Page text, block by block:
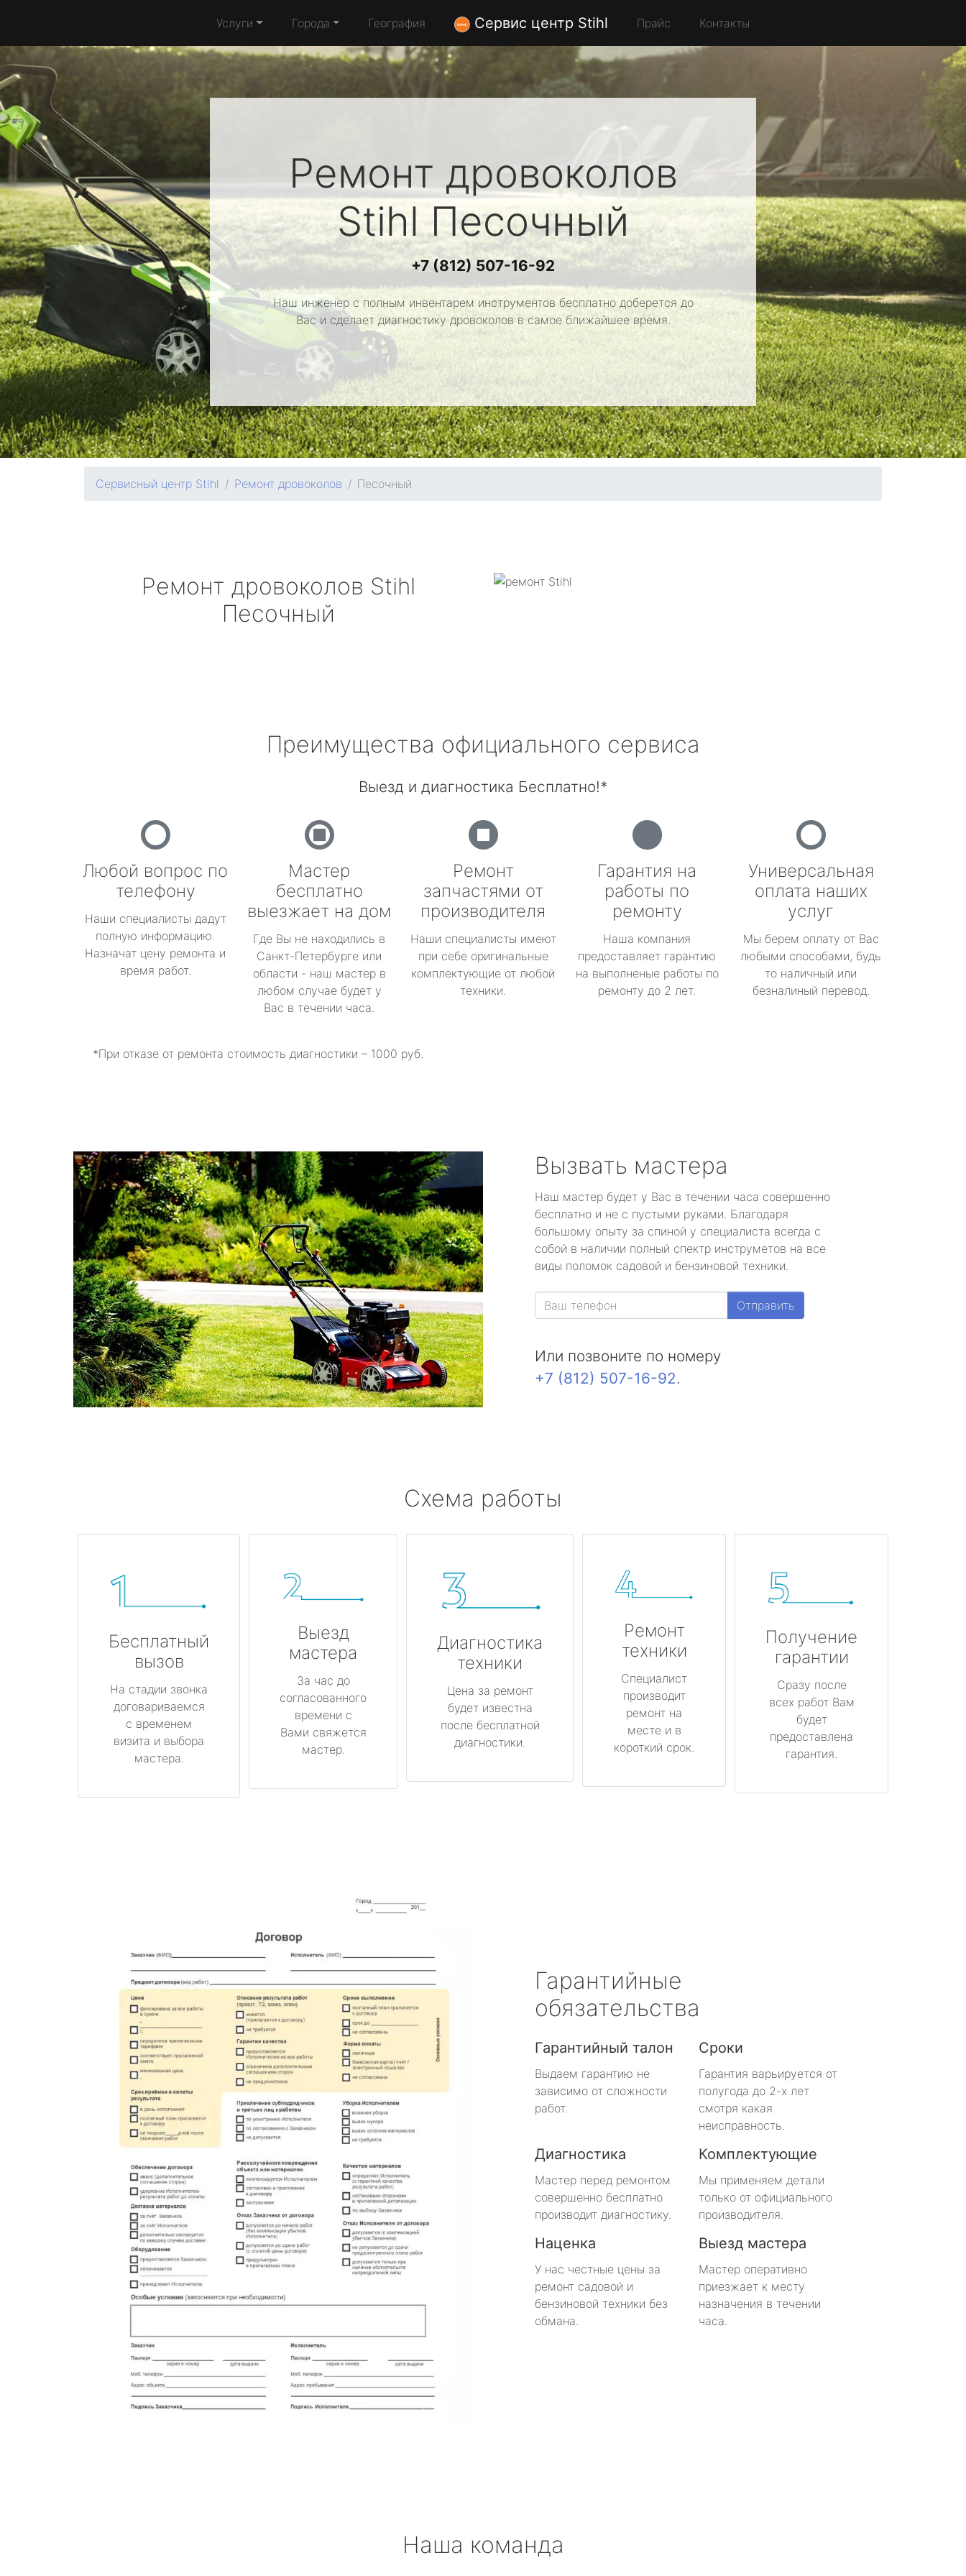
Услуги Города География Сервис центр Stihl Прайс Контакты
Ремонт дровоколов
StihlПесочный
+7 (812) 507-16-92
Наш инженер с полным инвентарем инструментов бесплатно доберется до
Вас и сделает диагностику дровоколов в самое ближайшее время.
Сервисный центр Stihl Ремонт дровоколов Песочный
Ремонт дровоколов Stihl
Песочный
Преимущества официального сервиса
Выезд и диагностика Бесплатно!*
Любой вопрос по
телефону
Наши специалисты дадут
полную информацию.
Назначат цену ремонта и
время работ.
Мастер
бесплатно
выезжает на дом
Где Вы не находились в
Санкт-Петербурге или
области - наш мастер в
любом случае будет у
Вас в течении часа.
Ремонт
запчастями от
производителя
Наши специалисты имеют
при себе оригинальные
комплектующие от любой
техники.
Гарантия на
работы по
ремонту
Наша компания
предоставляет гарантию
на выполненые работы по
ремонту до 2 лет.
Универсальная
оплата наших
услуг
Мы берем оплату от Вас
любыми способами, будь
то наличный или
безналиный перевод.
*При отказе от ремонта стоимость диагностики – 1000 руб.
Вызвать мастера
Наш мастер будет у Вас в течении часа совершенно
бесплатно и не с пустыми руками. Благодаря
большому опыту за спиной у специалиста всегда с
собой в наличии полный спектр инструметов на все
виды поломок садовой и бензиновой техники.
Отправить
Или позвоните по номеру
+7 (812) 507-16-92.
Схема работы
Бесплатный
вызов
На стадии звонка
договариваемся
с временем
визита и выбора
мастера.
Выезд
мастера
За час до
согласованного
времени с
Вами свяжется
мастер.
Диагностика
техники
Цена за ремонт
будет известна
после бесплатной
диагностики.
Ремонт
техники
Специалист
производит
ремонт на
месте и в
короткий срок.
Получение
гарантии
Сразу после
всех работ Вам
будет
предоставлена
гарантия.
Гарантийные
обязательства
Гарантийный талон
Выдаем гарантию не
зависимо от сложности
работ.
Сроки
Гарантия варьируется от
полугода до 2-х лет
смотря какая
неисправность.
Диагностика
Мастер перед ремонтом
совершенно бесплатно
производит диагностику.
Комплектующие
Мы применяем детали
только от официального
производителя.
Наценка
У нас честные цены за
ремонт садовой и
бензиновой техники без
обмана.
Выезд мастера
Мастер оперативно
приезжает к месту
назначения в течении
часа.
Наша команда